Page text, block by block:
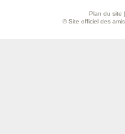
Plan du site
© Site officiel des